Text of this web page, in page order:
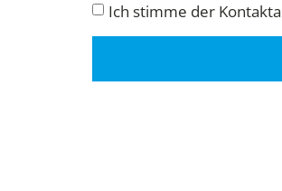
Ich stimme der